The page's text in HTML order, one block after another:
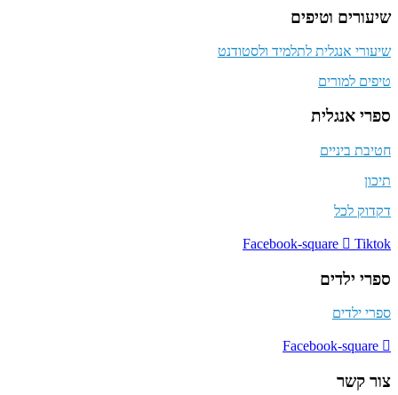
שיעורים וטיפים
שיעורי אנגלית לתלמיד ולסטודנט
טיפים למורים
ספרי אנגלית
חטיבת ביניים
תיכון
דקדוק לכל
Facebook-square Tiktok
ספרי ילדים
ספרי ילדים
Facebook-square
צור קשר